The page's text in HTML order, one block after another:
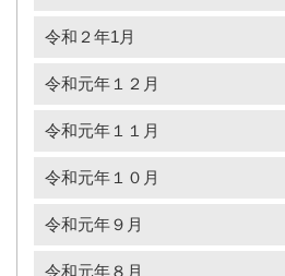
令和２年1月
令和元年１２月
令和元年１１月
令和元年１０月
令和元年９月
令和元年８月